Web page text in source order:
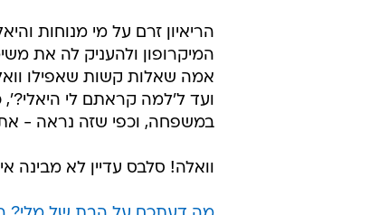
הריאיון זרם על מי מנוחות
המיקרופון ולהעניק לה את
אמה שאלות קשות שאפילו
ועד ל'למה קראתם לי
במשפחה, וכפי שזה נראה -
וואלה! סלבס עדיין לא מבינה